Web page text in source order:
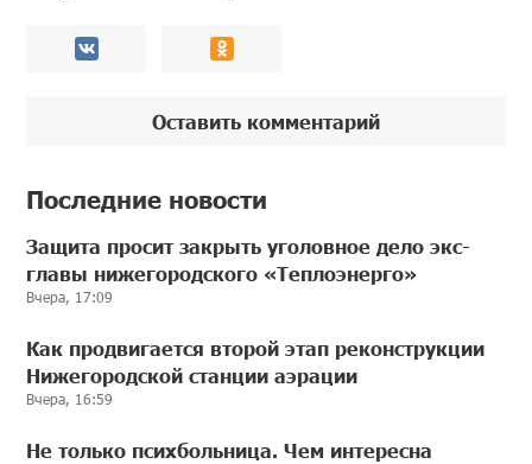
Оставить комментарий
Последние новости
Защита просит закрыть уголовное дело экс-
главы нижегородского «Теплоэнерго»
Вчера, 17:09
Как продвигается второй этап реконструкции
Нижегородской станции аэрации
Вчера, 16:59
Не только психбольница. Чем интересна